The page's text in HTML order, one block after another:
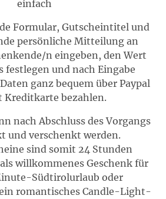
einfach
Formular, Gutscheintitel und
persönliche Mitteilung an
n eingeben, den Wert
festlegen und nach Eingabe
ganz bequem über Paypal
Kreditkarte bezahlen.
nach Abschluss des Vorgangs
und verschenkt werden.
sind somit 24 Stunden
willkommenes Geschenk für
Südtirolurlaub oder
romantisches Candle-Light-